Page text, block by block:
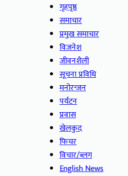
गृहपृष्ठ
समाचार
प्रमुख समाचार
विजनेश
जीवनशैली
सूचना प्रविधि
मनोरन्जन
पर्यटन
प्रवास
खेलकुद
फिचर
विचार/ब्लग
English News